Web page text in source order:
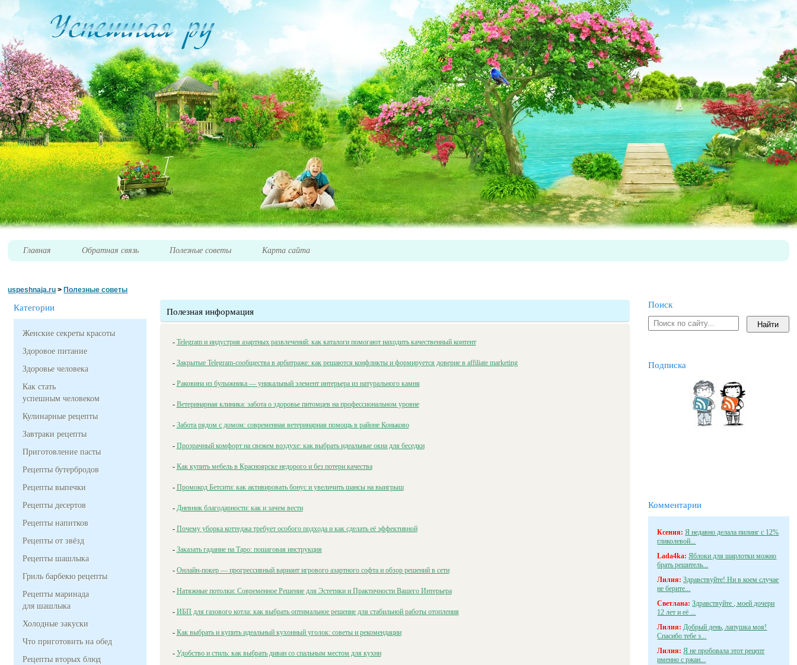
Главная Обратная связь Полезные советы Карта сайта
uspeshnaja.ru > Полезные советы
Категории
Женские секреты красоты
Здоровое питание
Здоровье человека
Как стать
успешным человеком
Кулинарные рецепты
Завтраки рецепты
Приготовление пасты
Рецепты бутербродов
Рецепты выпечки
Рецепты десертов
Рецепты напитков
Рецепты от звёзд
Рецепты шашлыка
Гриль барбекю рецепты
Рецепты маринада
для шашлыка
Холодные закуски
Что приготовить на обед
Рецепты вторых блюд
Полезная информация
- Telegram и индустрия азартных развлечений: как каталоги помогают находить качественный контент
- Закрытые Telegram-сообщества в арбитраже: как решаются конфликты и формируется доверие в affiliate marketing
- Раковина из булыжника — уникальный элемент интерьера из натурального камня
- Ветеринарная клиника: забота о здоровье питомцев на профессиональном уровне
- Забота рядом с домом: современная ветеринарная помощь в районе Коньково
- Прозрачный комфорт на свежем воздухе: как выбрать идеальные окна для беседки
- Как купить мебель в Красноярске недорого и без потери качества
- Промокод Бетсити: как активировать бонус и увеличить шансы на выигрыш
- Дневник благодарности: как и зачем вести
- Почему уборка коттеджа требует особого подхода и как сделать её эффективной
- Заказать гадание на Таро: пошаговая инструкция
- Онлайн-покер — прогрессивный вариант игрового азартного софта и обзор решений в сети
- Натяжные потолки: Современное Решение для Эстетики и Практичности Вашего Интерьера
- ИБП для газового котла: как выбрать оптимальное решение для стабильной работы отопления
- Как выбрать и купить идеальный кухонный уголок: советы и рекомендации
- Удобство и стиль: как выбрать диван со спальным местом для кухни
Поиск
Подписка
Комментарии
Ксения: Я недавно делала пилинг с 12%
гликолевой...
Lada4ka: Яблоки для шарлотки можно
брать решитель...
Лилия: Здравствуйте! Ни в коем случае
не берите...
Светлана: Здравствуйте , моей дочери
12 лет и её ...
Лилия: Добрый день, лапушка моя!
Спасибо тебе з...
Лилия: Я не пробовала этот рецепт
именно с ржан...